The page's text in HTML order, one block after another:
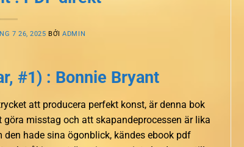
7 26, 2025 BỞIADMIN
#1) : Bonnie Bryant
att producera perfekt konst, är denna bok
misstag och att skapandeprocessen är lika
hade sina ögonblick, kändes ebook pdf